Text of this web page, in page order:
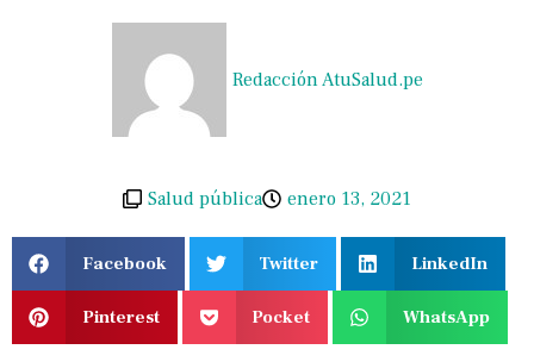
Redacción AtuSalud.pe
Salud pública enero 13, 2021
Facebook Twitter LinkedIn
Pinterest Pocket WhatsApp